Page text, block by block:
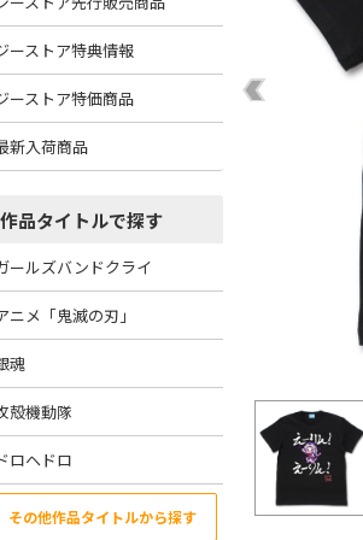
ーストア特典情報
ーストア特価商品
新入荷商品
作品タイトルで探す
ールズバンドクライ
ニメ「鬼滅の刃」
魂
殻機動隊
ロヘドロ
その他作品タイトルから探す